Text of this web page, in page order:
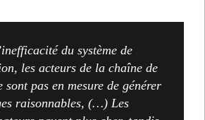
du système de
les acteurs de la chaîne de
sont pas en mesure de générer
raisonnables, (…) Les